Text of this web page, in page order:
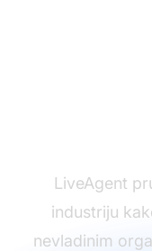
LiveAgent
industriju
nevladinim